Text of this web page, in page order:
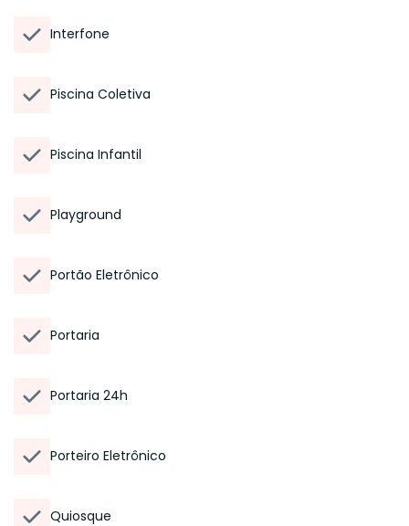
Interfone
Piscina Coletiva
Piscina Infantil
Playground
Portão Eletrônico
Portaria
Portaria 24h
Porteiro Eletrônico
Quiosque